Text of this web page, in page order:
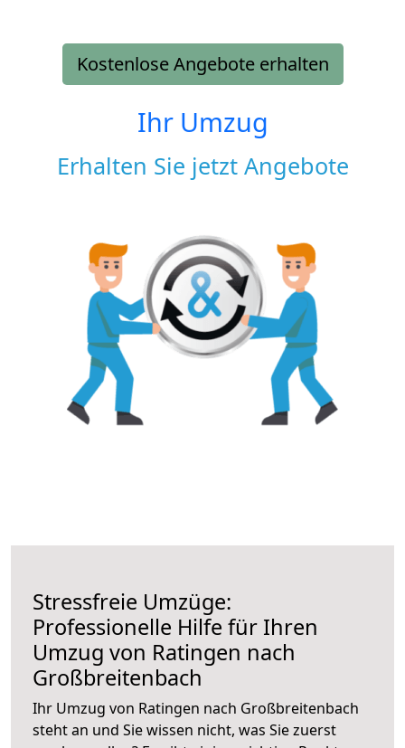
Kostenlose Angebote erhalten
Ihr Umzug
Erhalten Sie jetzt Angebote
Stressfreie Umzüge:
Professionelle Hilfe für Ihren
Umzug von Ratingen nach
Großbreitenbach
Ihr Umzug von Ratingen nach Großbreitenbach
steht an und Sie wissen nicht, was Sie zuerst